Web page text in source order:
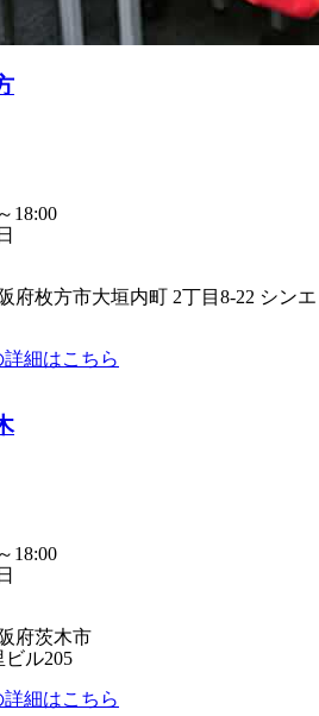
18:00
府枚方市大垣内町 2丁目8-22 シンエ
詳細はこちら
18:00
府茨木市
ビル205
詳細はこちら